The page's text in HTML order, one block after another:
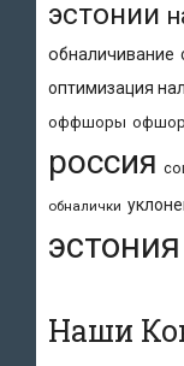
эстонии
обналичивание
оптимизация
оффшоры офшор
россия
обналички
эстония
Наши